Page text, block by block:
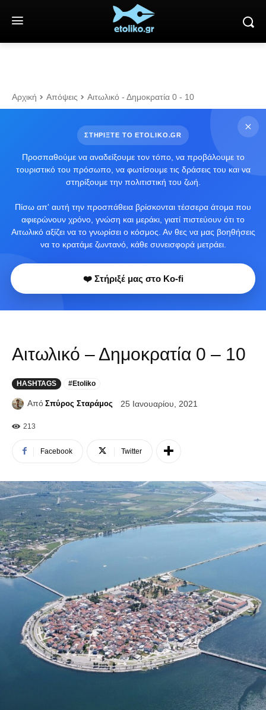
Αρχική Απόψεις Αιτωλικό - Δημοκρατία 0 - 10
ΣΤΗΡΙΞΤΕ ΤΟ ETOLIKO.GR
Προσπαθούμε να αναδείξουμε τον τόπο, να προβάλουμε το
τουριστικό του πρόσωπο, να φωτίσουμε τις δράσεις του και να
στηρίξουμε την πολιτιστική του ζωή.
Πίσω απ' αυτή την προσπάθεια βρίσκονται τέσσερα άτομα που
αφιερώνουν χρόνο, γνώση και μεράκι, γιατί πιστεύουν ότι το
Αιτωλικό αξίζει να το γνωρίσει ο κόσμος. Αν θες να μας βοηθήσεις
να το κρατάμε ζωντανό, κάθε συνεισφορά μετράει.
❤️ Στήριξέ μας στο Ko-fi
Αιτωλικό – Δημοκρατία 0 – 10
HASHTAGS #Etoliko
Από Σπύρος Σταράμος 25 Ιανουαρίου, 2021
213
Facebook Twitter